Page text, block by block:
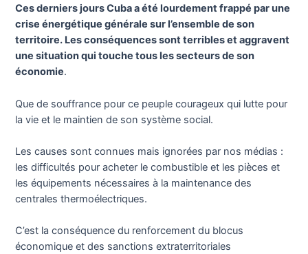
Ces derniers jours Cuba a été lourdement frappé par une
crise énergétique générale sur l’ensemble de son
territoire. Les conséquences sont terribles et aggravent
une situation qui touche tous les secteurs de son
économie.
Que de souffrance pour ce peuple courageux qui lutte pour
la vie et le maintien de son système social.
Les causes sont connues mais ignorées par nos médias :
les difficultés pour acheter le combustible et les pièces et
les équipements nécessaires à la maintenance des
centrales thermoélectriques.
C’est la conséquence du renforcement du blocus
économique et des sanctions extraterritoriales